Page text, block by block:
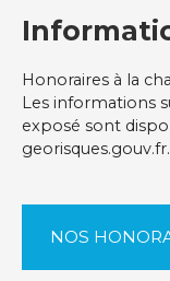
Honoraires à la
Les informations
exposé sont
georisques.gouv.fr.
NOS